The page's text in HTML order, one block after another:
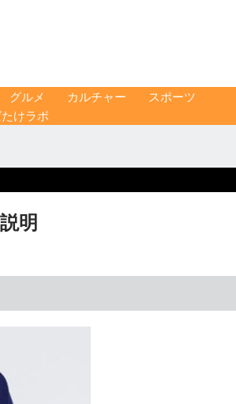
グルメ カルチャー
スポーツ
けラボ
明